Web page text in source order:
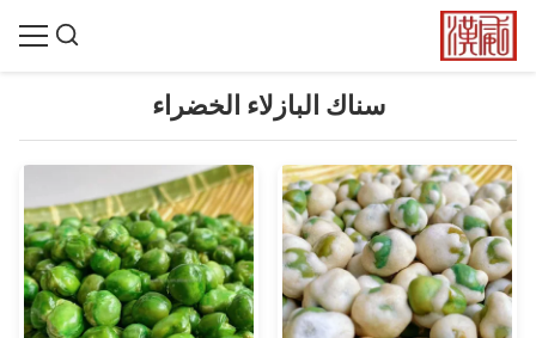
سناك البازلاء الخضراء